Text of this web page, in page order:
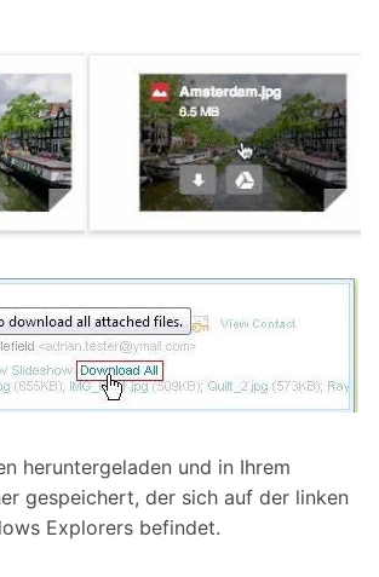
heruntergeladen und in Ihrem
gespeichert, der sich auf der linken
Explorers befindet.